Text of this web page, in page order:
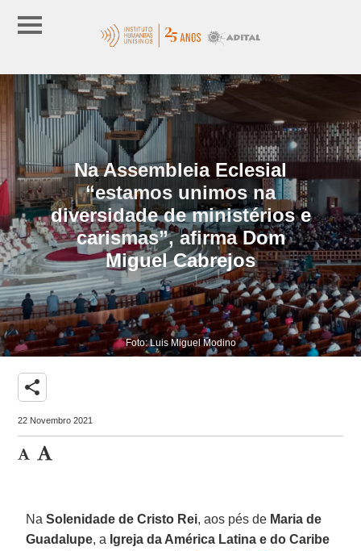
Na Assembleia Eclesial
“estamos unimos na
diversidade de ministérios e
carismas”, afirma Dom
Miguel Cabrejos
Foto: Luis Miguel Modino
share
22 Novembro 2021
NaSolenidade de Cristo Rei, aos pés de Maria de
Guadalupe, a Igreja da América Latina e do Caribe